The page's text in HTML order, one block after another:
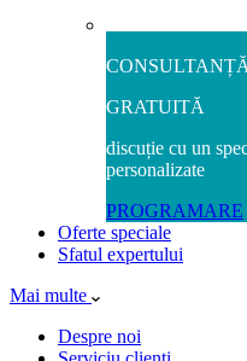
GRATUITĂ
discuție cu un
personalizate
PROGRAMARE
Oferte speciale
Sfatul expertului
Mai multe
Despre noi